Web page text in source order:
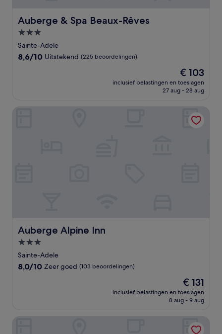
Auberge & Spa Beaux-Rêves
Auberge & Spa Beaux-Rêves
3.0-
sterrenaccommodatie
Sainte-Adele
8.6
8,6/10 Uitstekend (225 beoordelingen)
De
prijs
is
€ 103
inclusief belastingen en toeslagen
27 aug - 28 aug
Auberge Alpine Inn
Auberge Alpine Inn
3.0-
sterrenaccommodatie
Sainte-Adele
8.0
beoordelingen)
8,0/10 Zeer goed (103 beoordelingen)
De
prijs
is
€ 131
inclusief belastingen en toeslagen
8 aug - 9 aug